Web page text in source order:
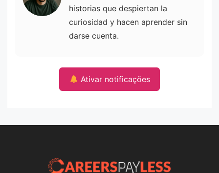
historias que despiertan la
curiosidad y hacen aprender sin
darse cuenta.
Ativar notificações